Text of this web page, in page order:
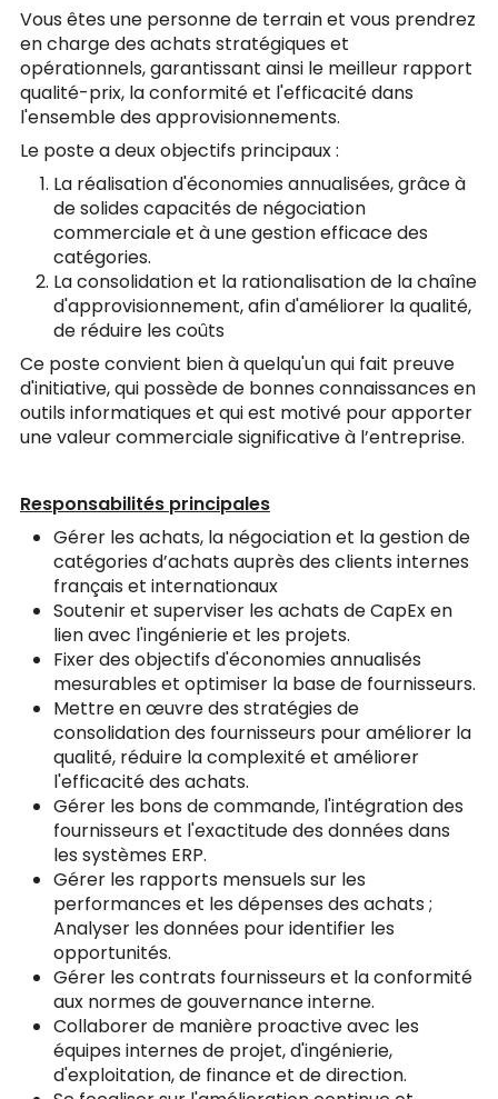
Vous êtes une personne de terrain et vous prendrez
en charge des achats stratégiques et
opérationnels, garantissant ainsi le meilleur rapport
qualité-prix, la conformité et l'efficacité dans
l'ensemble des approvisionnements.
Le poste a deux objectifs principaux :
La réalisation d'économies annualisées, grâce à
de solides capacités de négociation
commerciale et à une gestion efficace des
catégories.
La consolidation et la rationalisation de la chaîne
d'approvisionnement, afin d'améliorer la qualité,
de réduire les coûts
Ce poste convient bien à quelqu'un qui fait preuve
d'initiative, qui possède de bonnes connaissances en
outils informatiques et qui est motivé pour apporter
une valeur commerciale significative à l’entreprise.
Responsabilités principales
Gérer les achats, la négociation et la gestion de
catégories d’achats auprès des clients internes
français et internationaux
Soutenir et superviser les achats de CapEx en
lien avec l'ingénierie et les projets.
Fixer des objectifs d'économies annualisés
mesurables et optimiser la base de fournisseurs.
Mettre en œuvre des stratégies de
consolidation des fournisseurs pour améliorer la
qualité, réduire la complexité et améliorer
l'efficacité des achats.
Gérer les bons de commande, l'intégration des
fournisseurs et l'exactitude des données dans
les systèmes ERP.
Gérer les rapports mensuels sur les
performances et les dépenses des achats ;
Analyser les données pour identifier les
opportunités.
Gérer les contrats fournisseurs et la conformité
aux normes de gouvernance interne.
Collaborer de manière proactive avec les
équipes internes de projet, d'ingénierie,
d'exploitation, de finance et de direction.